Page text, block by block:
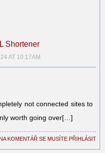
Shortener
AT 10:17AM
not connected sites to
worth going over[…]
KOMENTÁŘ SE MUSÍTE PŘIHLÁSIT